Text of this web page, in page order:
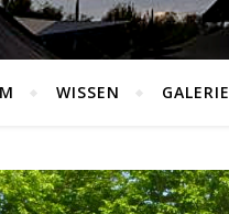
WISSEN GALERIE